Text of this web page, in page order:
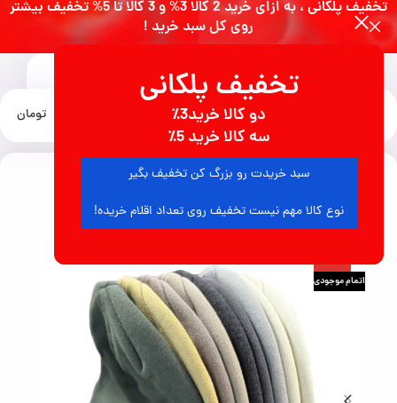
تخفیف پلکانی
دو کالا خرید3٪
سه کالا خرید 5٪
سبد خریدت رو بزرگ کن تخفیف بگیر
نوع کالا مهم نیست تخفیف روی تعداد اقلام خریده!
تومان
بالاپوش زنانه
-50%
اتمام موجودی
تخفیف پلکانی ، به ازای خرید 2 کالا 3% و 3 کالا تا 5% تخفیف بیشتر
روی کل سبد خرید !